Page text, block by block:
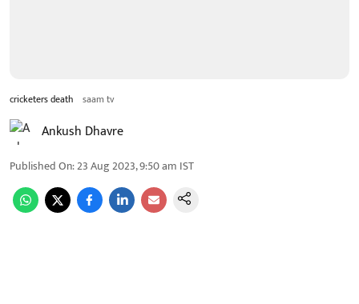
cricketers death saam tv
Ankush Dhavre
Published On:23 Aug 2023, 9:50 am IST